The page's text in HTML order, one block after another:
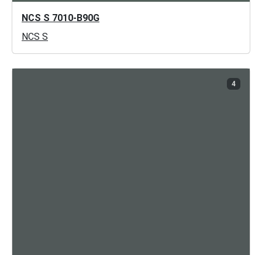
NCS S 7010-B90G
NCS S
4